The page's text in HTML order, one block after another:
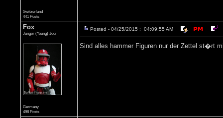
Switzerland
441 Posts
Fox
Junger (Young) Jedi
Germany
498 Posts
Posted - 04/25/2015 : 04:09:55 AM
Sind alles hammer Figuren nur der Zettel st�rt